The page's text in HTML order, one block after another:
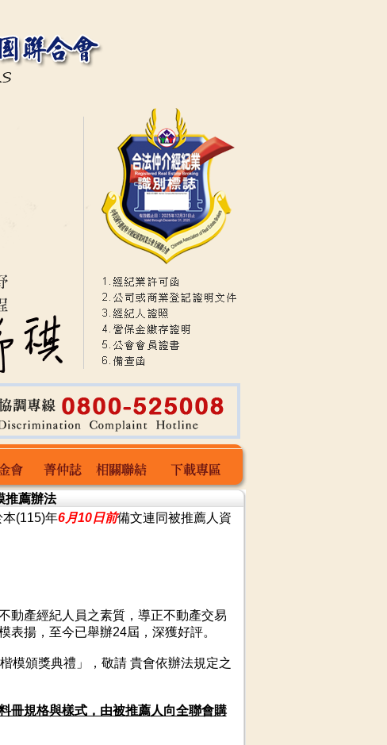
主委-林金雄
菁仲誌 下載專區
推薦辦法
(115)年6月10日前備文連同被推薦人資
動產經紀人員之素質，導正不動產交易
揚，至今已舉辦24屆，深獲好評。
模頒獎典禮」，敬請 貴會依辦法規定之
冊規格與樣式，由被推薦人向全聯會購